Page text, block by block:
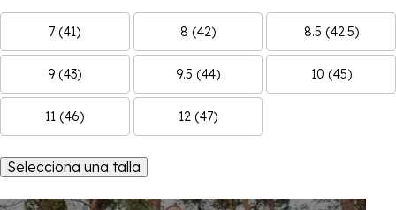
7 (41) 8 (42) 8.5 (42.5)
9 (43) 9.5 (44) 10 (45)
11 (46) 12 (47)
Selecciona una talla